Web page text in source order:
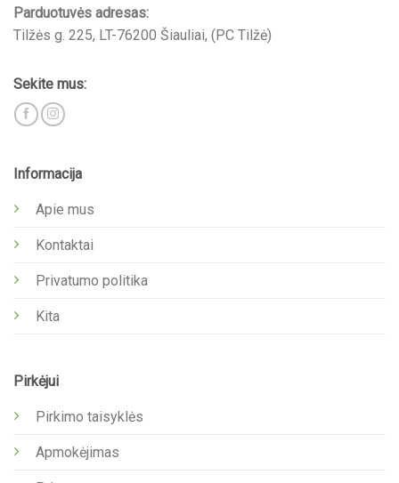
Informacija
Apie mus
Kontaktai
Privatumo politika
Kita
Pirkėjui
Pirkimo taisyklės
Apmokėjimas
Parduotuvės adresas:
Tilžės g. 225, LT-76200 Šiauliai, (PC Tilžė)
Sekite mus: